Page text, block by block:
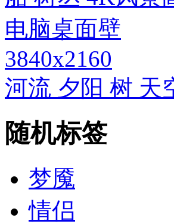
3840x2160
河流 夕阳 树 天
随机标签
梦魇
情侣